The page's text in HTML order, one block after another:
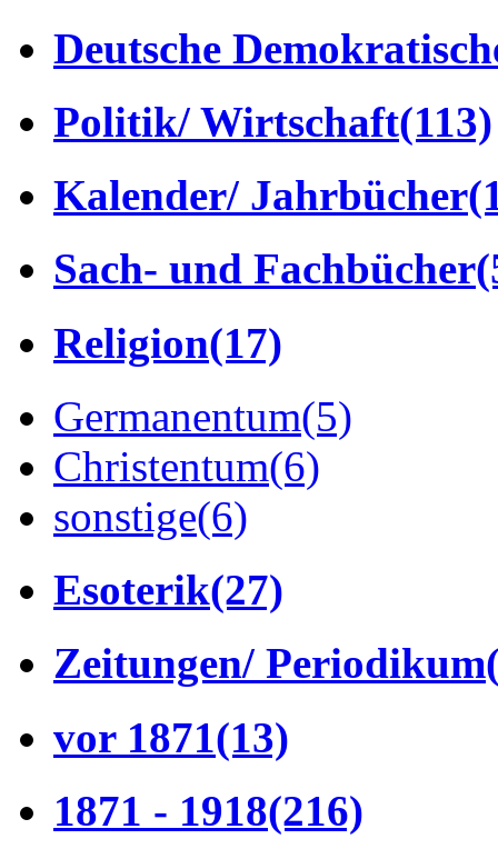
Deutsche
Politik/ Wirtschaft(113)
Kalender/ Jahrbücher
Sach- und Fachbücher
Religion(17)
Germanentum(5)
Christentum(6)
sonstige(6)
Esoterik(27)
Zeitungen/ Periodikum
vor 1871(13)
1871 - 1918(216)